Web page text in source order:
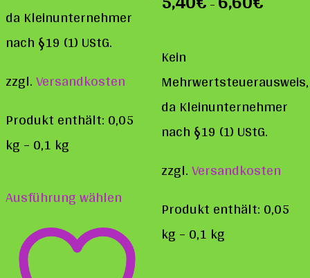
da Kleinunternehmer
nach §19 (1) UStG.
zzgl.Versandkosten
Produkt enthält: 0,05
kg– 0,1 kg
Ausführung wählen Produkt
weist
mehrere
Kein
Mehrwertsteuerausweis,
da Kleinunternehmer
nach §19 (1) UStG.
zzgl.Versandkosten
Produkt enthält: 0,05
kg– 0,1 kg